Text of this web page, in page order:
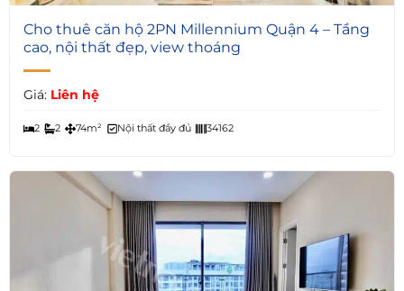
7
Cho thuê căn hộ 2PN Millennium Quận 4 – Tầng
cao, nội thất đẹp, view thoáng
Giá: Liên hệ
2 2 74m² Nội thất đầy đủ 34162